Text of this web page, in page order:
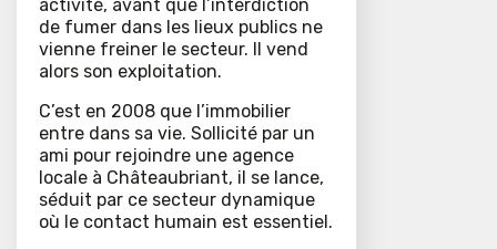
activité, avant que l’interdiction
de fumer dans les lieux publics ne
vienne freiner le secteur. Il vend
alors son exploitation.
C’est en 2008 que l’immobilier
entre dans sa vie. Sollicité par un
ami pour rejoindre une agence
locale à Châteaubriant, il se lance,
séduit par ce secteur dynamique
où le contact humain est essentiel.